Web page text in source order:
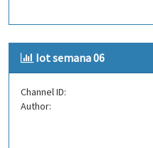
Iot semana 06
Channel ID:
Author: